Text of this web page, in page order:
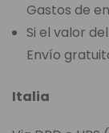
Gastos de
Si el valor
Envío
Italia